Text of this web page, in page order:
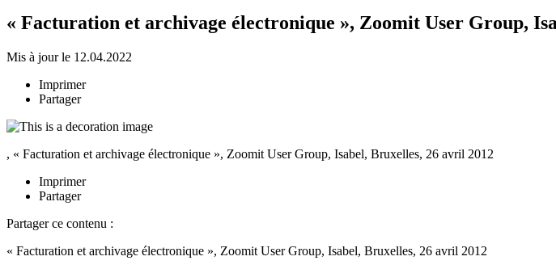
« Facturation et archivage électronique », Zoomit User Group,
Mis à jour le 12.04.2022
Imprimer
Partager
, « Facturation et archivage électronique », Zoomit User Group, Isabel, Bruxelles, 26 avril 2012
Imprimer
Partager
Partager ce contenu :
« Facturation et archivage électronique », Zoomit User Group, Isabel, Bruxelles, 26 avril 2012